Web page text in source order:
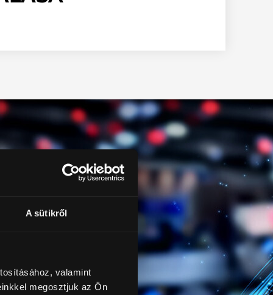
A sütikről
valamint
megosztjuk az Ön